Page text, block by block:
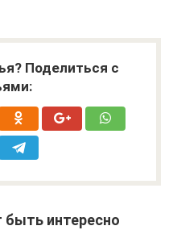
Поделиться с
интересно